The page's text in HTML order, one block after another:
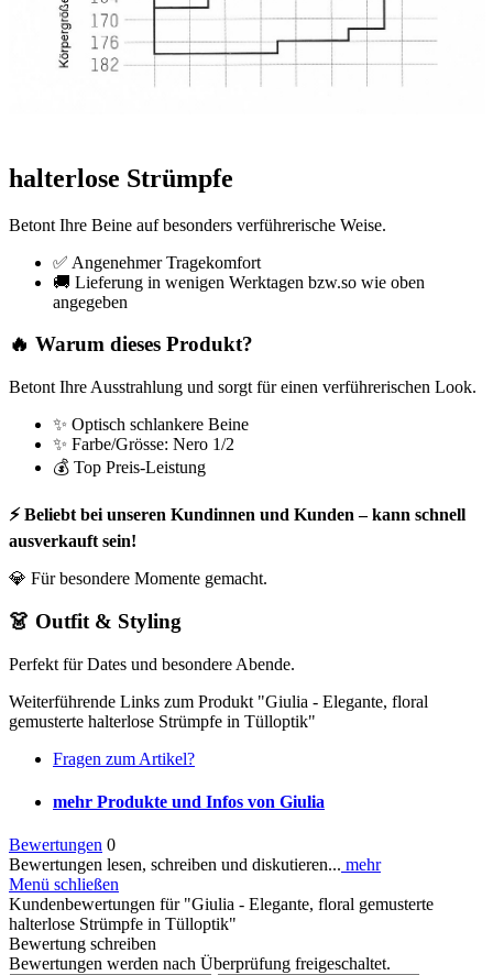
halterlose Strümpfe
Betont Ihre Beine auf besonders verführerische Weise.
✅ Angenehmer Tragekomfort
🚚 Lieferung in wenigen Werktagen bzw.so wie oben
angegeben
🔥 Warum dieses Produkt?
Betont Ihre Ausstrahlung und sorgt für einen verführerischen Look.
✨ Optisch schlankere Beine
✨ Farbe/Grösse: Nero 1/2
💰 Top Preis-Leistung
⚡ Beliebt bei unseren Kundinnen und Kunden – kann schnell
ausverkauft sein!
💎 Für besondere Momente gemacht.
👗 Outfit & Styling
Perfekt für Dates und besondere Abende.
Weiterführende Links zum Produkt "Giulia - Elegante, floral
gemusterte halterlose Strümpfe in Tülloptik"
Fragen zum Artikel?
mehr Produkte und Infos von Giulia
Bewertungen 0
Bewertungen lesen, schreiben und diskutieren... mehr
Menü schließen
Kundenbewertungen für "Giulia - Elegante, floral gemusterte
halterlose Strümpfe in Tülloptik"
Bewertung schreiben
Bewertungen werden nach Überprüfung freigeschaltet.